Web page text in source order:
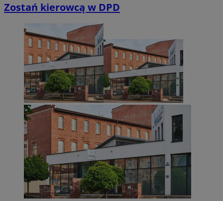
Zostań kierowcą w DPD
Niezbędne pliki cookie umożliwiają korzystanie z podstawowych
można prawidłowo korzystać ze strony internetowej.
Nazwa
/
Domena
SessID
sosnowiecki.pl
QeSessID sosnowiecki.pl
MvSessID sosnowiecki.pl
euds .rfihub.com